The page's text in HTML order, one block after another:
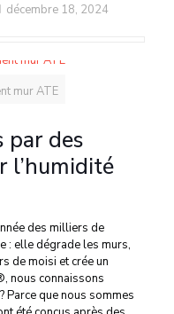
décembre 18, 2024
mur ATE
par des
l’humidité
des milliers de
: elle dégrade les murs,
de moisi et crée un
nous connaissons
Parce que nous sommes